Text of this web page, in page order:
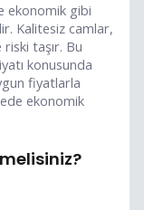
ekonomik gibi
Kalitesiz camlar,
taşır. Bu
konusunda
fiyatlarla
ekonomik